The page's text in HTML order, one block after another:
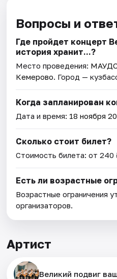
Вопросы и
Где пройдет концерт
история хранит...?
Место проведения:
Кемерово. Город —
Когда запланирован
Дата и время: 18 ноября
Сколько стоит билет?
Стоимость билета: от 240
Есть ли возрастные
Возрастные ограничения
организаторов.
Артист
Великий подвиг